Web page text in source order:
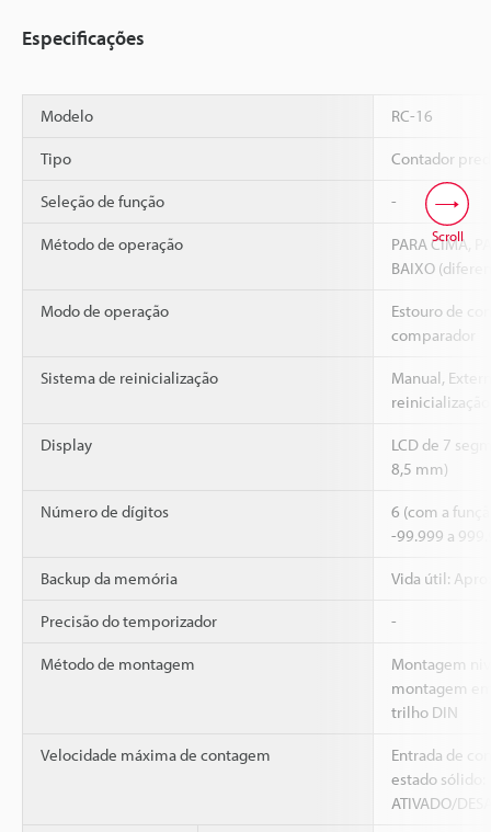
Especificações
Modelo RC-16
Tipo Contador
Seleção de função -
Método de operação
PARA CIMA,
BAIXO
Modo de operação
Estouro de
comparador
Sistema de reinicialização
Manual,
Display
LCD de 7
8,5 mm)
Número de dígitos
6 (com a
-99.999 a
Backup da memória Vida útil:
Precisão do temporizador -
Método de montagem
Montagem
montagem
trilho DIN
Velocidade máxima de contagem
Entrada de
estado sólido:
ATIVADO/
Scroll